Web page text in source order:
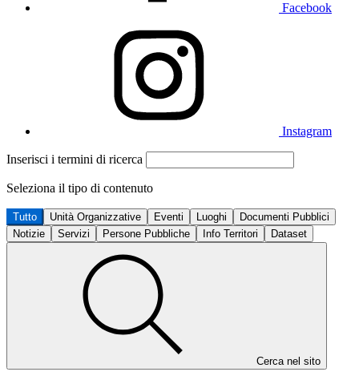
Facebook
Instagram
Inserisci i termini di ricerca
Seleziona il tipo di contenuto
Tutto Unità Organizzative Eventi Luoghi
Documenti Pubblici
Notizie
Servizi Persone Pubbliche Info Territori Dataset
Cerca nel sito